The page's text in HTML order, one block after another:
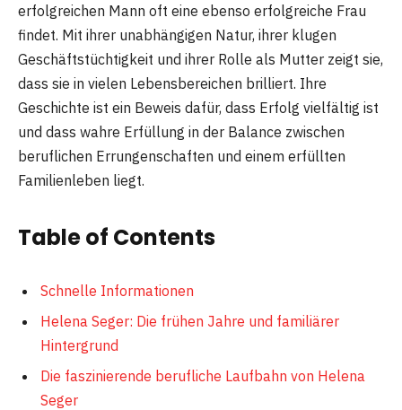
erfolgreichen Mann oft eine ebenso erfolgreiche Frau
findet. Mit ihrer unabhängigen Natur, ihrer klugen
Geschäftstüchtigkeit und ihrer Rolle als Mutter zeigt sie,
dass sie in vielen Lebensbereichen brilliert. Ihre
Geschichte ist ein Beweis dafür, dass Erfolg vielfältig ist
und dass wahre Erfüllung in der Balance zwischen
beruflichen Errungenschaften und einem erfüllten
Familienleben liegt.
Table of Contents
Schnelle Informationen
Helena Seger: Die frühen Jahre und familiärer
Hintergrund
Die faszinierende berufliche Laufbahn von Helena
Seger